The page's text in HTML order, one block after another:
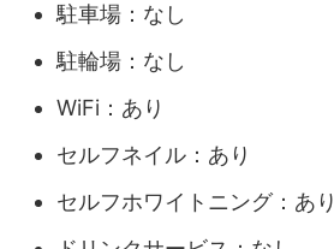
駐車場：なし
駐輪場：なし
WiFi：あり
セルフネイル：あり
セルフホワイトニング：あり